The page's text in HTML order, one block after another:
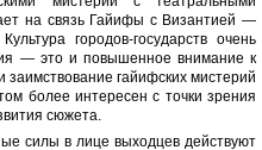
на связь Гайифы с Византией —
городов-государств очень
— это и повышенное внимание к
заимствование гайифских мистерий
более интересен с точки зрения
сюжета.
силы в лице выходцев действуют